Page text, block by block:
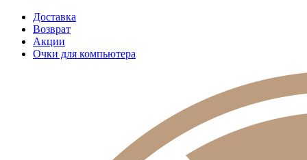
Доставка
Возврат
Акции
Очки для компьютера